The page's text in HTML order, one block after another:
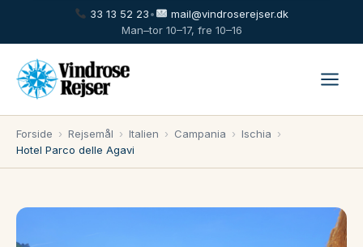
33 13 52 23•
mail@vindroserejser.dk
Man–tor 10–17, fre 10–16
Forside › Rejsemål › Italien › Campania › Ischia ›
Hotel Parco delle Agavi